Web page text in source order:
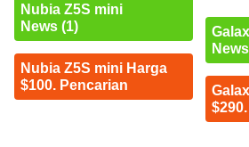
Nubia Z5S mini
News (1)
Nubia Z5S mini Harga
$100. Pencarian